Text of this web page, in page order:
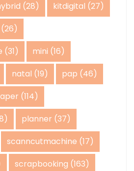
(28) kitdigital (27)
(26)
(31) mini (16)
natal (19) pap (46)
(114)
planner (37)
scanncutmachine (17)
scrapbooking (163)